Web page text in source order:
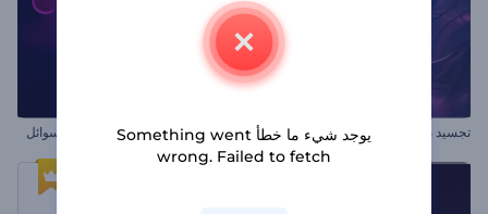
تجسيد بصري نفق مضيء تجسيد بصري للموسيقى بتدفق السوائل
يوجد شيء ما خطأ Something went
wrong. Failed to fetch